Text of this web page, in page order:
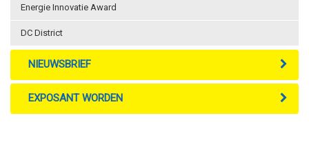
Energie Innovatie Award
DC District
NIEUWSBRIEF
EXPOSANT WORDEN